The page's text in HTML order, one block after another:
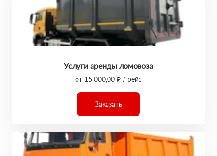
Услуги аренды ломовоза
от 15 000,00 ₽ / рейс
Заказать